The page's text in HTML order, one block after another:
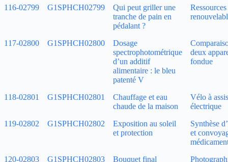
116‑02799
G1SPHCH02799
Qui peut griller une
tranche de pain en
pédalant ?
117‑02800 G1SPHCH02800
Dosage
spectrophotométrique
d’un additif
alimentaire : le bleu
patenté V
deux
fondue
118‑02801 G1SPHCH02801
Chauffage et eau
chaude de la maison
Vélo à
électrique
119‑02802
G1SPHCH02802
Exposition au soleil
et protection
Synthèse
et
120‑02803
G1SPHCH02803 Bouquet final